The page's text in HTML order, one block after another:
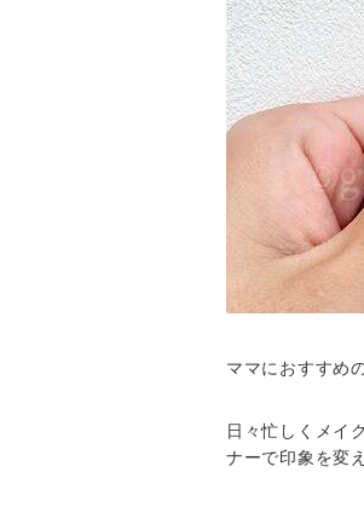
ママにおすすめ
日々忙しくメイ
ナーで印象を変